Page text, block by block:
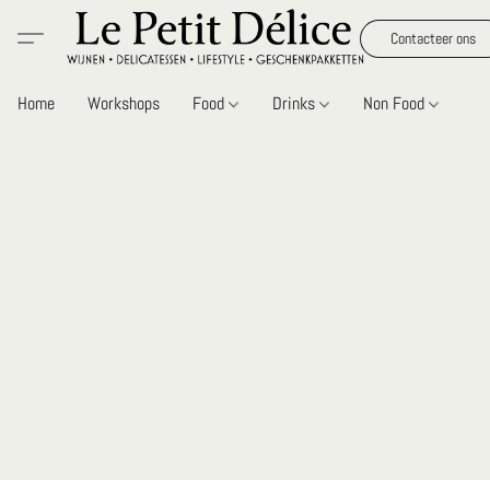
Contacteer ons
Home Workshops Food Drinks Non Food